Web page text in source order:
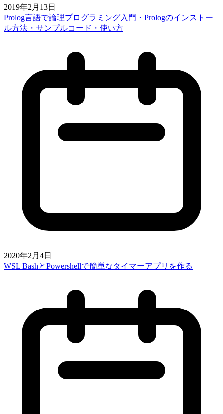
2019年2月13日
Prolog言語で論理プログラミング入門・Prologのインストー
ル方法・サンプルコード・使い方
2020年2月4日
WSL BashとPowershellで簡単なタイマーアプリを作る